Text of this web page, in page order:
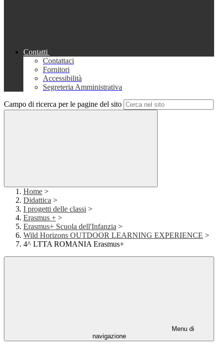
Contatti
Contattaci
Fornitori
Accessibilità
Segreteria Amministrativa
Campo di ricerca per le pagine del sito
Home >
Didattica >
I progetti delle classi >
Erasmus + >
Erasmus+ Scuola dell'Infanzia >
Wild Horizons OUTDOOR LEARNING EXPERIENCE >
4^ LTTA ROMANIA Erasmus+
Menu di
navigazione